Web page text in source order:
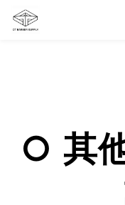
○ 其